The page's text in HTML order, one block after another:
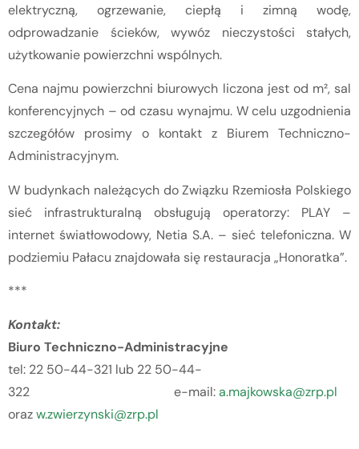
elektryczną, ogrzewanie, ciepłą i zimną wodę,
odprowadzanie ścieków, wywóz nieczystości stałych,
użytkowanie powierzchni wspólnych.
Cena najmu powierzchni biurowych liczona jest od m², sal
konferencyjnych – od czasu wynajmu. W celu uzgodnienia
szczegółów prosimy o kontakt z Biurem Techniczno-
Administracyjnym.
W budynkach należących do Związku Rzemiosła Polskiego
sieć infrastrukturalną obsługują operatorzy: PLAY –
internet światłowodowy, Netia S.A. – sieć telefoniczna. W
podziemiu Pałacu znajdowała się restauracja „Honoratka”.
***
Kontakt:
Biuro Techniczno-Administracyjne
tel: 22 50-44-321 lub 22 50-44-
322 e-mail:a.majkowska@zrp.pl
orazw.zwierzynski@zrp.pl